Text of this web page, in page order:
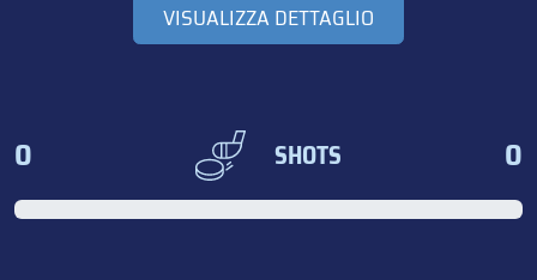
VISUALIZZA DETTAGLIO
0 SHOTS 0